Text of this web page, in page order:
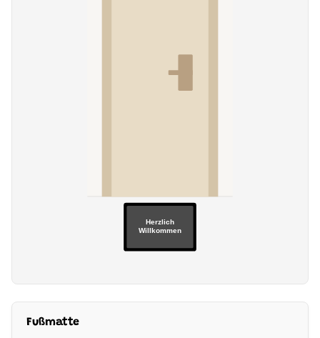
Fußmatte
Herzlich
Willkommen